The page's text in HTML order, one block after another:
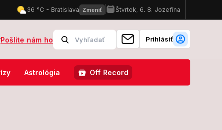
s Mariánom: Ja som bola úplne na dne! Druhýkrát by do toho
Pošlite nám ho Prihlásiť
Astrológia Off Record